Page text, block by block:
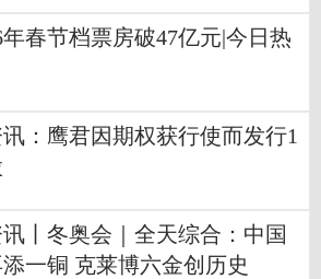
年春节档票房破47亿元|今日热
：鹰君因期权获行使而发行1
丨冬奥会｜全天综合：中国
添一铜 克莱博六金创历史